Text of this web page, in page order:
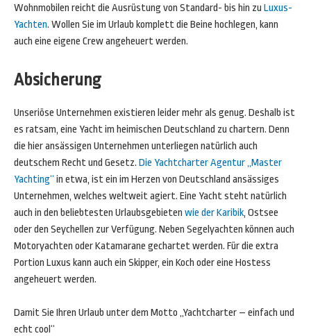
Wohnmobilen reicht die Ausrüstung von Standard- bis hin zu Luxus-
Yachten. Wollen Sie im Urlaub komplett die Beine hochlegen, kann
auch eine eigene Crew angeheuert werden.
Absicherung
Unseriöse Unternehmen existieren leider mehr als genug. Deshalb ist
es ratsam, eine Yacht im heimischen Deutschland zu chartern. Denn
die hier ansässigen Unternehmen unterliegen natürlich auch
deutschem Recht und Gesetz. Die Yachtcharter Agentur „Master
Yachting“ in etwa, ist ein im Herzen von Deutschland ansässiges
Unternehmen, welches weltweit agiert. Eine Yacht steht natürlich
auch in den beliebtesten Urlaubsgebieten wie der Karibik, Ostsee
oder den Seychellen zur Verfügung. Neben Segelyachten können auch
Motoryachten oder Katamarane gechartet werden. Für die extra
Portion Luxus kann auch ein Skipper, ein Koch oder eine Hostess
angeheuert werden.
Damit Sie Ihren Urlaub unter dem Motto „Yachtcharter – einfach und
echt cool“